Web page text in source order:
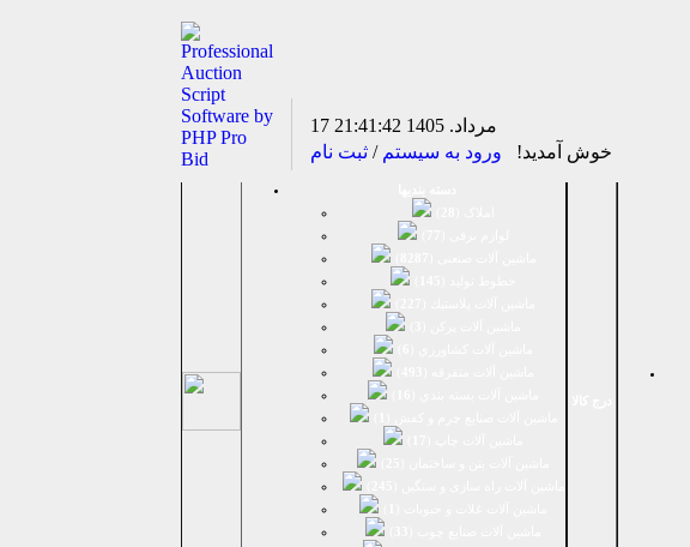
17 مرداد. 1405
21:41:43
خوش آمدید! ورود به سیستم /ثبت نام